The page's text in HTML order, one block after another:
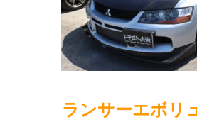
ランサーエボリ